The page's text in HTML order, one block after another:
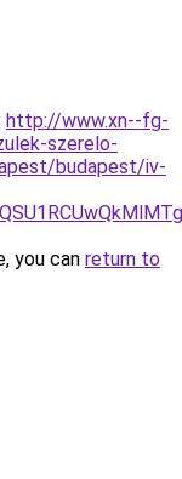
http://www.xn--fg-
szerelo-
budapest/iv-
you can return to